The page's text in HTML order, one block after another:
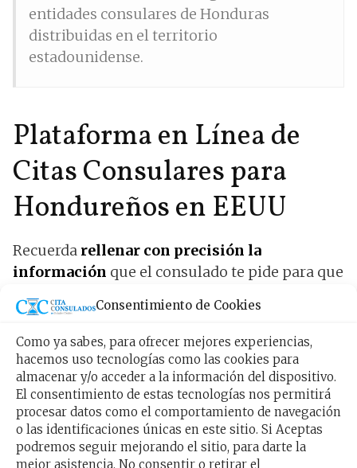
Consentimiento de Cookies
Como ya sabes, para ofrecer mejores experiencias,
hacemos uso tecnologías como las cookies para
almacenar y/o acceder a la información del dispositivo.
El consentimiento de estas tecnologías nos permitirá
procesar datos como el comportamiento de navegación
o las identificaciones únicas en este sitio. Si Aceptas
podremos seguir mejorando el sitio, para darte la
mejor asistencia. No consentir o retirar el
entidades consulares de Honduras
distribuidas en el territorio
estadounidense.
Plataforma en Línea de
Citas Consulares para
Hondureños en EEUU
Recuerda rellenar con precisión la
información que el consulado te pide para que
alguno de los requerimientos, lo más
es que tu cita sea totalmente en vano.
Asegúrate de cumplir con todas las
especificaciones.